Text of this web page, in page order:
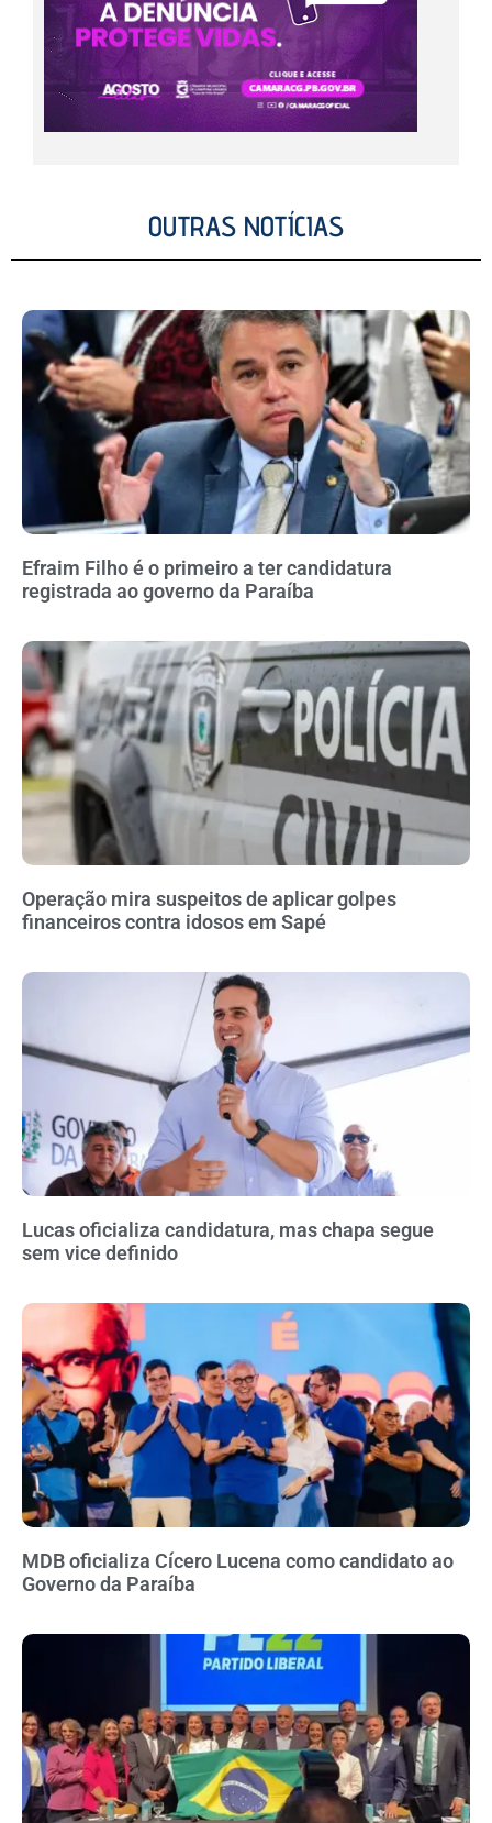
OUTRAS NOTÍCIAS
Efraim Filho é o primeiro a ter candidatura
registrada ao governo da Paraíba
Operação mira suspeitos de aplicar golpes
financeiros contra idosos em Sapé
Lucas oficializa candidatura, mas chapa segue
sem vice definido
MDB oficializa Cícero Lucena como candidato ao
Governo da Paraíba